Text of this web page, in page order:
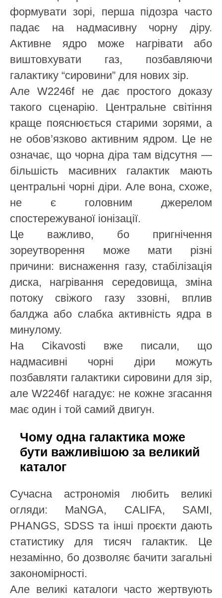
формувати зорі, перша підозра часто
падає на надмасивну чорну діру.
Активне ядро може нагрівати або
виштовхувати газ, позбавляючи
галактику “сировини” для нових зір.
Але W2246f не дає простого доказу
такого сценарію. Центральне світіння
краще пояснюється старими зорями, а
не обов’язково активним ядром. Це не
означає, що чорна діра там відсутня —
більшість масивних галактик мають
центральні чорні діри. Але вона, схоже,
не є головним джерелом
спостережуваної іонізації.
Це важливо, бо пригнічення
зореутворення може мати різні
причини: виснаження газу, стабілізація
диска, нагрівання середовища, зміна
потоку свіжого газу ззовні, вплив
балджа або слабка активність ядра в
минулому.
На Cikavosti вже писали, що
надмасивні чорні діри можуть
позбавляти галактики сировини для зір,
але W2246f нагадує: не кожне згасання
має один і той самий двигун.
Чому одна галактика може
бути важливішою за великий
каталог
Сучасна астрономія любить великі
огляди: MaNGA, CALIFA, SAMI,
PHANGS, SDSS та інші проєкти дають
статистику для тисяч галактик. Це
незамінно, бо дозволяє бачити загальні
закономірності.
Але великі каталоги часто жертвують